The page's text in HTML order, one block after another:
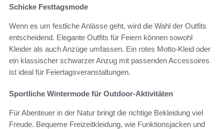
Schicke Festtagsmode
Wenn es um festliche Anlässe geht, wird die Wahl der Outfits
entscheidend. Elegante Outfits für Feiern können sowohl
Kleider als auch Anzüge umfassen. Ein rotes Motto-Kleid oder
ein klassischer schwarzer Anzug mit passenden Accessoires
ist ideal für Feiertagsveranstaltungen.
Sportliche Wintermode für Outdoor-Aktivitäten
Für Abenteuer in der Natur bringt die richtige Bekleidung viel
Freude. Bequeme Freizeitkleidung, wie Funktionsjacken und